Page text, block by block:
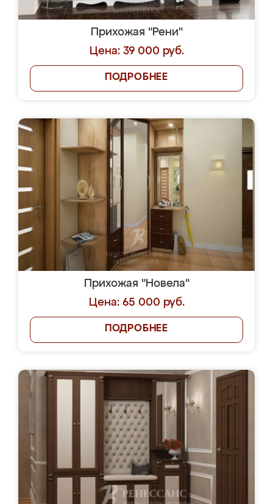
Прихожая "Рени"
Цена: 39 000 руб.
ПОДРОБНЕЕ
Прихожая "Новела"
Цена: 65 000 руб.
ПОДРОБНЕЕ